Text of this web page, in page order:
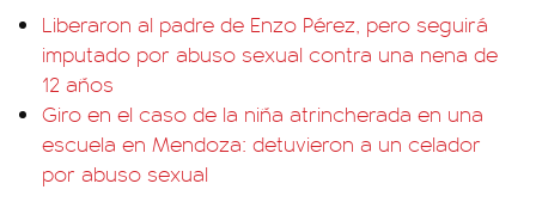
Liberaron al padre de Enzo Pérez, pero seguirá
imputado por abuso sexual contra una nena de
12 años
Giro en el caso de la niña atrincherada en una
escuela en Mendoza: detuvieron a un celador
por abuso sexual